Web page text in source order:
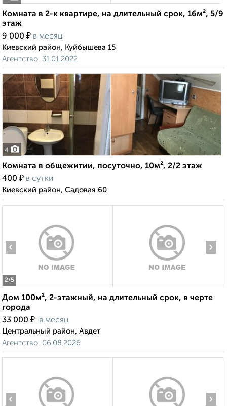
Комната в 2-к квартире, на длительный срок, 16м², 5/9
этаж
9 000 ₽ в месяц
Киевский район, Куйбышева 15
Агентство, 31.01.2022
4
Комната в общежитии, посуточно, 10м², 2/2 этаж
400 ₽ в сутки
Киевский район, Садовая 60
2/5
‹ ›
Дом 100м², 2-этажный, на длительный срок, в черте
города
33 000 ₽ в месяц
Центральный район, Авдет
Агентство, 06.08.2026
‹ ›